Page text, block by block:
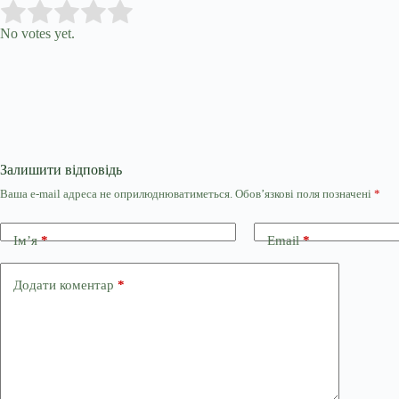
Rate this item:
No votes yet.
Залишити відповідь
Ваша e-mail адреса не оприлюднюватиметься. Обов’язкові поля позначені *
Ім’я* Email*
Додати коментар *